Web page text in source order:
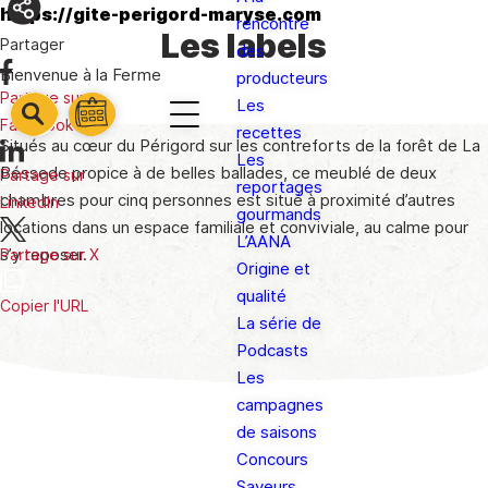
1
barre
2
barre
3
rencontre
des
producteurs
Les
recettes
Les
reportages
gourmands
L’AANA
Origine et
qualité
La série de
Podcasts
Les
campagnes
de saisons
Concours
https://gite-perigord-maryse.com
Les labels
Bienvenue à la Ferme
Situés au cœur du Périgord sur les contreforts de la forêt de La
Béssede propice à de belles ballades, ce meublé de deux
chambres pour cinq personnes est situé à proximité d’autres
locations dans un espace familiale et conviviale, au calme pour
s’y reposer.
Partager
Partage sur
Facebook
Partage sur
LinkedIn
Partage sur X
Copier l'URL